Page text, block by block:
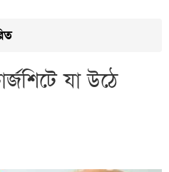
যা উঠে